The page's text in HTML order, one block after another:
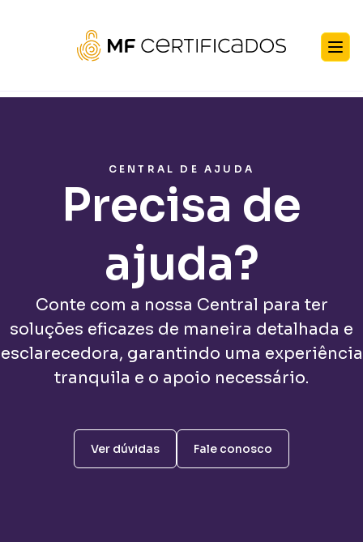
CENTRAL DE AJUDA
Precisa de
ajuda?
Conte com a nossa Central para ter
soluções eficazes de maneira detalhada e
esclarecedora, garantindo uma experiência
tranquila e o apoio necessário.
Ver dúvidas Fale conosco